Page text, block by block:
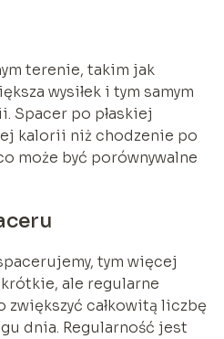
terenie, takim jak
wysiłek i tym samym
Spacer po płaskiej
kalorii niż chodzenie po
może być porównywalne
tym więcej
ale regularne
zwiększyć całkowitą liczbę
dnia. Regularność jest